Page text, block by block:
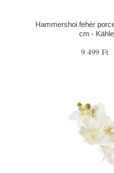
Hammershoi fehér
cm -
9 499 Ft